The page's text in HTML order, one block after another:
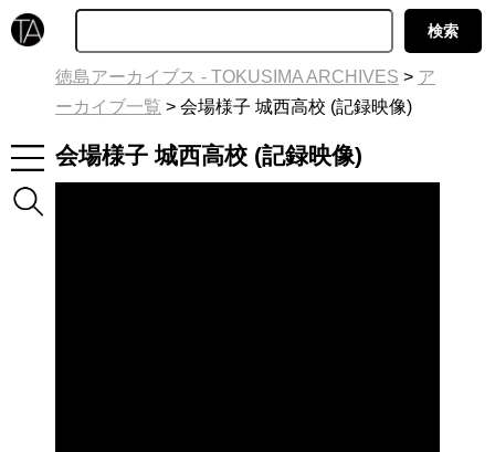
徳島アーカイブス - TOKUSIMA ARCHIVES > ア
ーカイブ一覧 > 会場様子 城西高校 (記録映像)
会場様子 城西高校 (記録映像)